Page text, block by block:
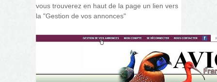
vous trouverez en haut de la page un lien vers
la "Gestion de vos annonces"
gestion_annonces.jpg